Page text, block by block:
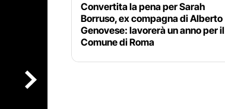
Convertita la pena per Sarah
Borruso, ex compagna di Alberto
Genovese: lavorerà un anno per il
Comune di Roma